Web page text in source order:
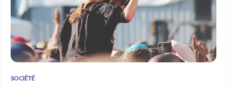
SOCIÉTÉ